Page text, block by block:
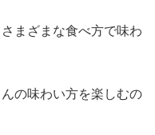
まざまな食べ方で味わ
の味わい方を楽しむの